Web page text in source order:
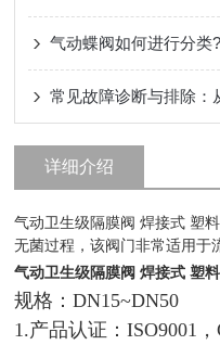
气动蝶阀如何进行分类?
详细介绍
气动卫生级隔膜阀 焊接式 塑
无菌过程，该阀门非常适用于
气动卫生级隔膜阀 焊接式 塑
规格：DN15~DN50
1.产品认证：ISO9001